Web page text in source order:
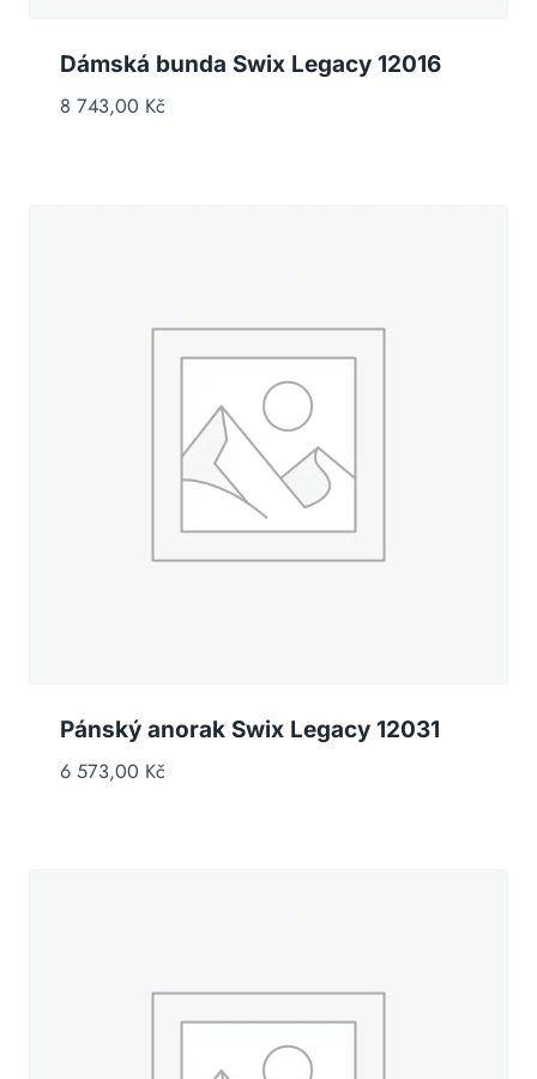
Dámská bunda Swix Legacy 12016
8 743,00 Kč
Pánský anorak Swix Legacy 12031
6 573,00 Kč